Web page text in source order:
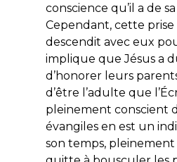
conscience qu’il a de
Cependant, cette
descendit avec eux
implique que Jésus a
d’honorer leurs
d’être l’adulte que
pleinement conscient
évangiles en est un
son temps, pleinement